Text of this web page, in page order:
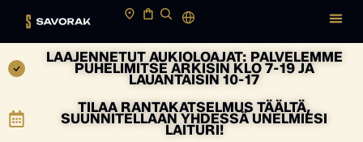
LAAJENNETUT AUKIOLOAJAT: PALVELEMME
PUHELIMITSE ARKISIN KLO 7-19 JA
LAUANTAISIN 10-17
TILAA RANTAKATSELMUS TÄÄLTÄ,
SUUNNITELLAAN YHDESSÄ UNELMIESI
LAITURI!